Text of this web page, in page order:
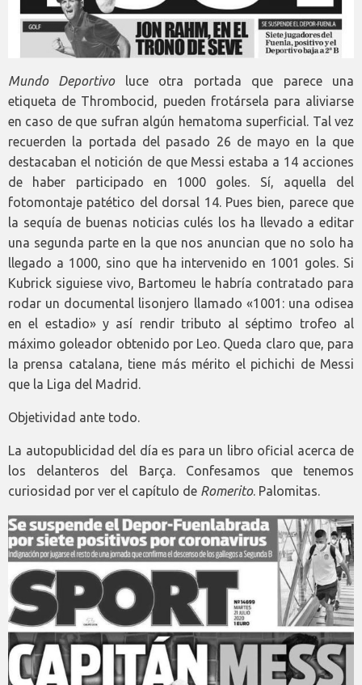
Mundo Deportivoluce otra portada que parece una
etiqueta de Thrombocid, pueden frotársela para aliviarse
en caso de que sufran algún hematoma superficial. Tal vez
recuerden la portada del pasado 26 de mayo en la que
destacaban el notición de que Messi estaba a 14 acciones
de haber participado en 1000 goles. Sí, aquella del
fotomontaje patético del dorsal 14. Pues bien, parece que
la sequía de buenas noticias culés los ha llevado a editar
una segunda parte en la que nos anuncian que no solo ha
llegado a 1000, sino que ha intervenido en 1001 goles. Si
Kubrick siguiese vivo, Bartomeu le habría contratado para
rodar un documental lisonjero llamado «1001: una odisea
en el estadio» y así rendir tributo al séptimo trofeo al
máximo goleador obtenido por Leo. Queda claro que, para
la prensa catalana, tiene más mérito el pichichi de Messi
que la Liga del Madrid.
Objetividad ante todo.
La autopublicidad del día es para un libro oficial acerca de
los delanteros del Barça. Confesamos que tenemos
curiosidad por ver el capítulo de Romerito. Palomitas.